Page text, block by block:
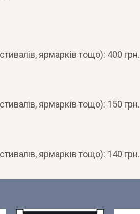
ярмарків тощо): 400 грн.
ярмарків тощо): 150 грн.
ярмарків тощо): 140 грн.